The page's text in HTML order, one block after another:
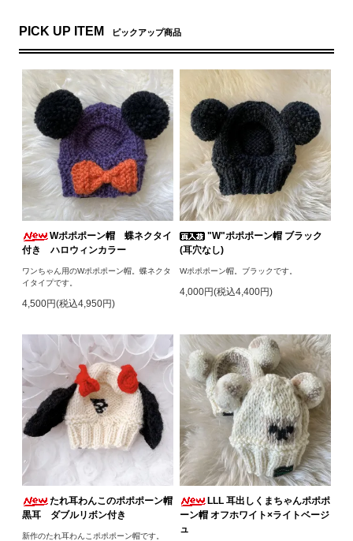
PICK UP ITEM ピックアップ商品
Wポポポーン帽 蝶ネクタイ
付き ハロウィンカラー
ワンちゃん用のWポポポーン帽。蝶ネクタ
イタイプです。
4,500円(税込4,950円)
"W"ポポポーン帽 ブラック
(耳穴なし)
Wポポポーン帽。ブラックです。
4,000円(税込4,400円)
たれ耳わんこのポポポーン帽
黒耳 ダブルリボン付き
新作のたれ耳わんこポポポーン帽です。
LLL 耳出しくまちゃんポポポ
ーン帽 オフホワイト×ライトベージ
ュ